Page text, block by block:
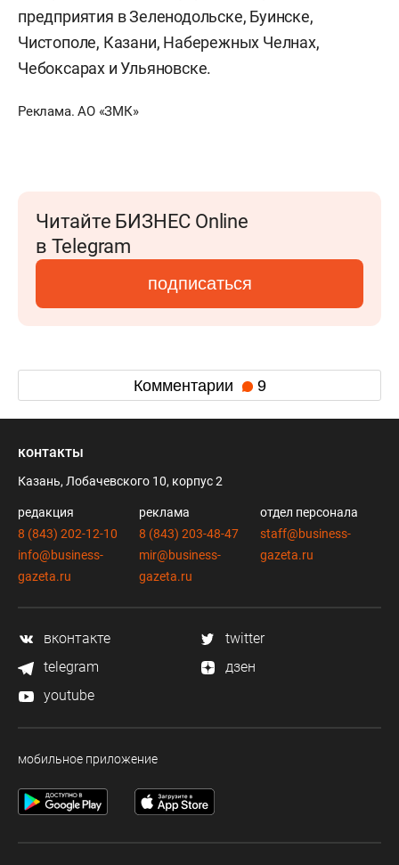
предприятия в Зеленодольске, Буинске,
Чистополе, Казани, Набережных Челнах,
Чебоксарах и Ульяновске.
Реклама. АО «ЗМК»
Читайте БИЗНЕС Online
в Telegram
подписаться
Комментарии 9
контакты
Казань, Лобачевского 10, корпус 2
редакция
8 (843) 202-12-10
info@business-
gazeta.ru
реклама
8 (843) 203-48-47
mir@business-
gazeta.ru
отдел персонала
staff@business-
gazeta.ru
вконтакте
twitter
telegram
дзен
youtube
мобильное приложение